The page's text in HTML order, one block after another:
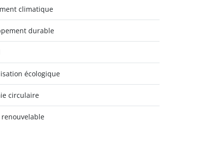
climatique
durable
écologique
circulaire
renouvelable